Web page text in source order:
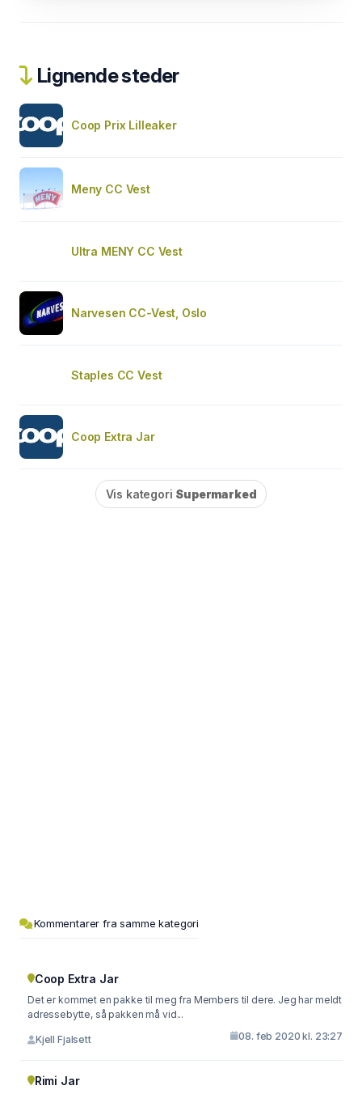
Lignende steder
Coop Prix Lilleaker
Meny CC Vest
Ultra MENY CC Vest
Narvesen CC-Vest, Oslo
Staples CC Vest
Coop Extra Jar
Vis kategori Supermarked
Kommentarer fra samme kategori
Coop Extra Jar
Det er kommet en pakke til meg fra Members til dere. Jeg har meldt
adressebytte, så pakken må vid...
Kjell Fjalsett 08. feb 2020 kl. 23:27
Rimi Jar